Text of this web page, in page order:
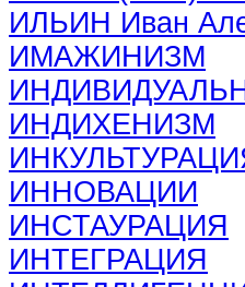
ИЛЬИН Иван
ИМАЖИНИЗМ
ИНДИХЕНИЗМ
ИННОВАЦИИ
ИНСТАУРАЦИЯ
ИНТЕГРАЦИЯ